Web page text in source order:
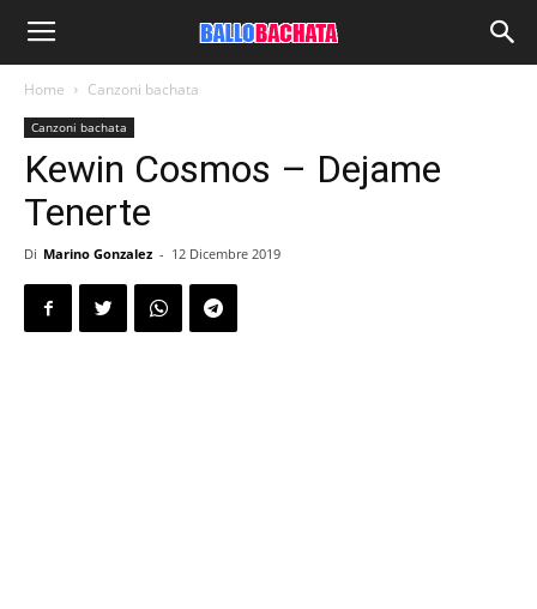
Home Canzoni bachata
Canzoni bachata
Kewin Cosmos – Dejame
Tenerte
Di Marino Gonzalez - 12 Dicembre 2019